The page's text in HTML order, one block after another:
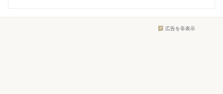
広告を非表示